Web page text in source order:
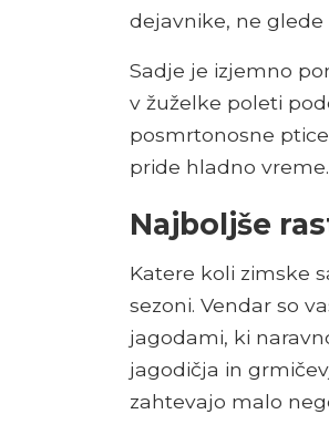
dejavnike, ne glede
Sadje je izjemno
v žuželke poleti
posmrtonosne
pride hladno vreme.
Najboljše
Katere koli zimske
sezoni. Vendar so
jagodami, ki
jagodičja in
zahtevajo malo